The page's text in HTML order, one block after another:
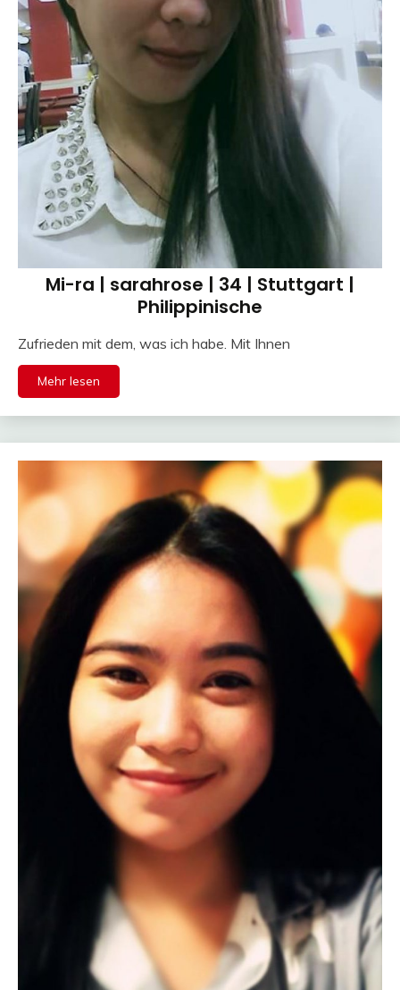
Mi-ra | sarahrose | 34 | Stuttgart |
Philippinische
Zufrieden mit dem, was ich habe. Mit Ihnen
Mehr lesen